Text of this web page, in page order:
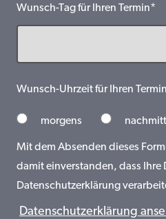
Wunsch-Tag für Ihren Termin*
Wunsch-Uhrzeit für Ihren Termin
morgens
Mit dem Absenden dieses
damit einverstanden, dass Ihre
Datenschutzerklärung
Datenschutzerklärung